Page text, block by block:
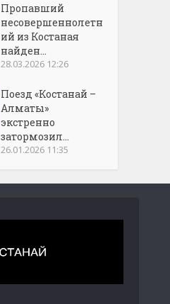
Пропавший
несовершеннолетн
ий из Костаная
найден...
28.03.2026 12:26
Поезд «Костанай –
Алматы»
экстренно
затормозил...
26.01.2026 11:35